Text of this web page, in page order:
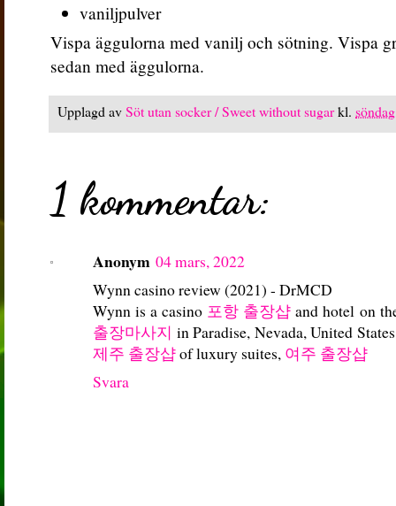
vaniljpulver
Vispa äggulorna med vanilj och sötning. Vispa
sedan med äggulorna.
Upplagd avSöt utan socker / Sweet without sugarkl.
1 kommentar:
Anonym 04 mars, 2022
Wynn casino review (2021) - DrMCD
Wynn is a casino 포항 출장샵 and hotel on
출장마사지 in Paradise, Nevada, United
제주 출장샵of luxury suites, 여주 출장샵
Svara